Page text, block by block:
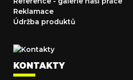
Reklamace
Údržba produktů
KONTAKTY